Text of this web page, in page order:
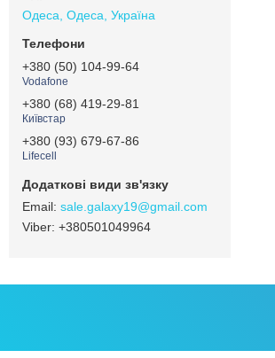
Одеса, Одеса, Україна
+380 (50) 104-99-64
Vodafone
+380 (68) 419-29-81
Київстар
+380 (93) 679-67-86
Lifecell
sale.galaxy19@gmail.com
+380501049964